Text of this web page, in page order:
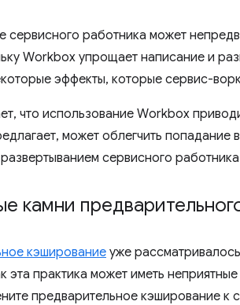
сервисного работника может
Workbox упрощает написание и
эффекты, которые сервис-
что использование Workbox
может облегчить попадание
сервисного
камни
кэширование уже
эта практика может иметь
предварительное кэширование к